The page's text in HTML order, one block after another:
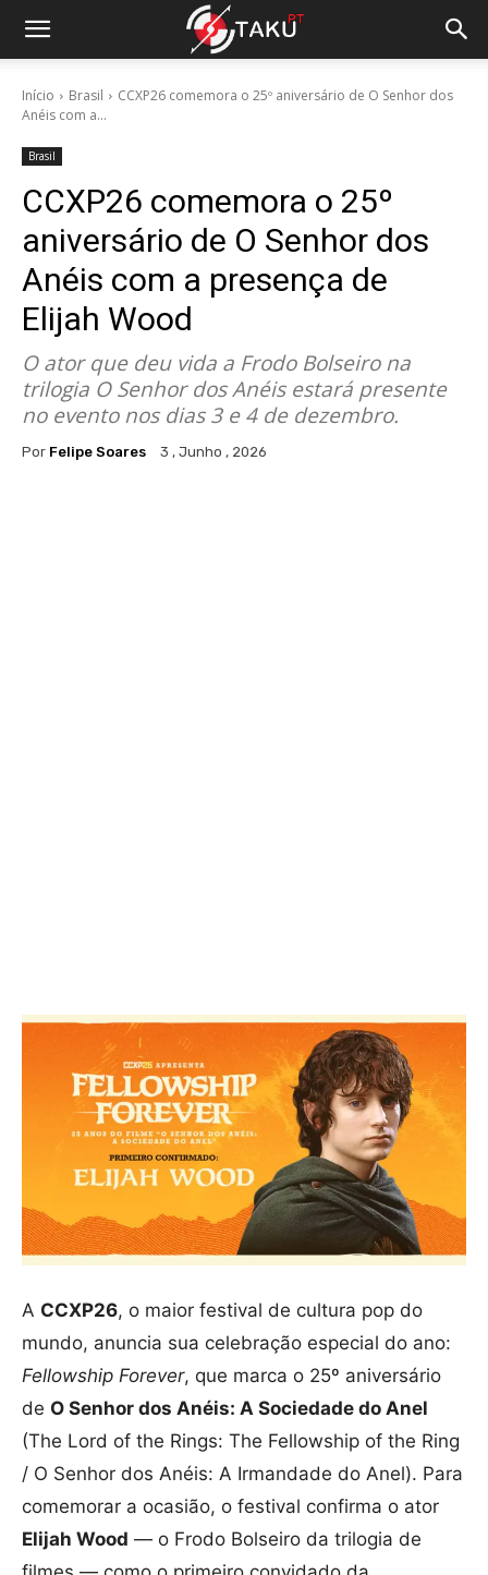
Início Brasil
CCXP26 comemora o 25º aniversário de O Senhor dos
Anéis com a...
Brasil
CCXP26 comemora o 25º
aniversário de O Senhor dos
Anéis com a presença de
Elijah Wood
O ator que deu vida a Frodo Bolseiro na
trilogia O Senhor dos Anéis estará presente
no evento nos dias 3 e 4 de dezembro.
Por Felipe Soares 3 , Junho , 2026
A CCXP26, o maior festival de cultura pop do
mundo, anuncia sua celebração especial do ano:
Fellowship Forever, que marca o 25º aniversário
de O Senhor dos Anéis: A Sociedade do Anel
(The Lord of the Rings: The Fellowship of the Ring
/ O Senhor dos Anéis: A Irmandade do Anel). Para
comemorar a ocasião, o festival confirma o ator
Elijah Wood — o Frodo Bolseiro da trilogia de